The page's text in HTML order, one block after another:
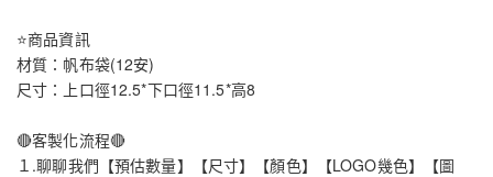
⭐商品資訊
材質：帆布袋(12安)
尺寸：上口徑12.5*下口徑11.5*高8
🔴客製化流程🔴
１.聊聊我們【預估數量】【尺寸】【顏色】【LOGO幾色】【圖